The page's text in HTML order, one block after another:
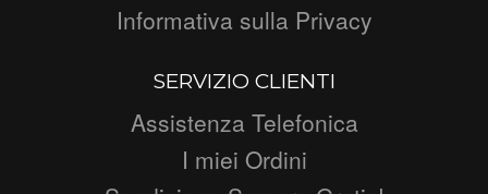
Informativa sulla Privacy
SERVIZIO CLIENTI
Assistenza Telefonica
I miei Ordini